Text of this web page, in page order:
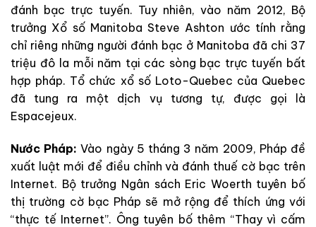
đánh bạc trực tuyến. Tuy nhiên, vào năm 2012, Bộ
trưởng Xổ số Manitoba Steve Ashton ước tính rằng
chỉ riêng những người đánh bạc ở Manitoba đã chi 37
triệu đô la mỗi năm tại các sòng bạc trực tuyến bất
hợp pháp. Tổ chức xổ số Loto-Quebec của Quebec
đã tung ra một dịch vụ tương tự, được gọi là
Espacejeux.
Nước Pháp: Vào ngày 5 tháng 3 năm 2009, Pháp đề
xuất luật mới để điều chỉnh và đánh thuế cờ bạc trên
Internet. Bộ trưởng Ngân sách Eric Woerth tuyên bố
thị trường cờ bạc Pháp sẽ mở rộng để thích ứng với
“thực tế Internet”. Ông tuyên bố thêm “Thay vì cấm